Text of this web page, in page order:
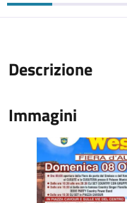
Descrizione
Immagini